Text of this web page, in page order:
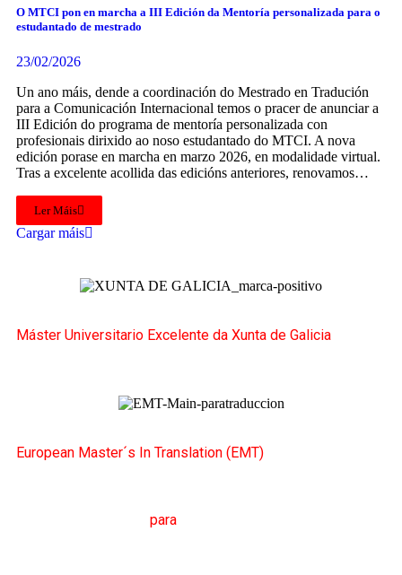
O MTCI pon en marcha a III Edición da Mentoría personalizada para o
estudantado de mestrado
23/02/2026
Un ano máis, dende a coordinación do Mestrado en Tradución
para a Comunicación Internacional temos o pracer de anunciar a
III Edición do programa de mentoría personalizada con
profesionais dirixido ao noso estudantado do MTCI. A nova
edición porase en marcha en marzo 2026, en modalidade virtual.
Tras a excelente acollida das edicións anteriores, renovamos…
Ler Máis
Cargar máis
Máster Universitario Excelente da Xunta de Galicia
European Master´s In Translation (EMT)
para